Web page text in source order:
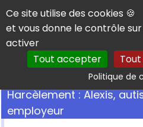
Panneau de gestion des cookies
Ce site utilise des cookies 🍪
et vous donne le contrôle
activer
Tout accepter
Politique de
Harcèlement : Alexis,
employeur